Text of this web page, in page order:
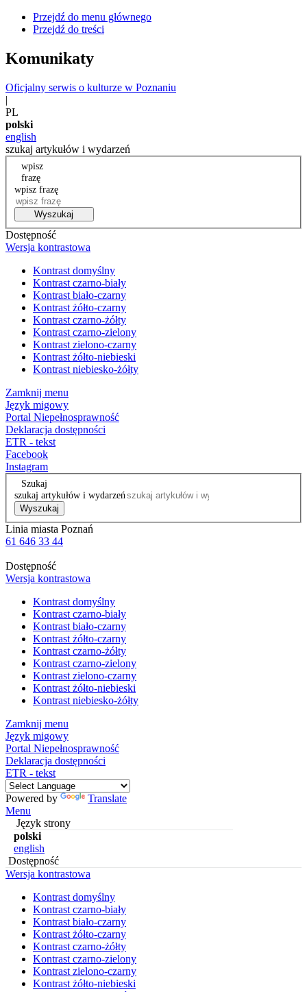
Przejdź do menu głównego
Przejdź do treści
Komunikaty
Oficjalny serwis o kulturze w Poznaniu
|
PL
polski
english
szukaj artykułów i wydarzeń
wpisz
frazę
wpisz frazę
Wyszukaj
Dostępność
Wersja kontrastowa
Kontrast domyślny
Kontrast czarno-biały
Kontrast biało-czarny
Kontrast żółto-czarny
Kontrast czarno-żółty
Kontrast czarno-zielony
Kontrast zielono-czarny
Kontrast żółto-niebieski
Kontrast niebiesko-żółty
Zamknij menu
Język migowy
Portal Niepełnosprawność
Deklaracja dostępności
ETR - tekst
Facebook
Instagram
Szukaj
szukaj artykułów i wydarzeń
Wyszukaj
Linia miasta Poznań
61 646 33 44
Dostępność
Wersja kontrastowa
Kontrast domyślny
Kontrast czarno-biały
Kontrast biało-czarny
Kontrast żółto-czarny
Kontrast czarno-żółty
Kontrast czarno-zielony
Kontrast zielono-czarny
Kontrast żółto-niebieski
Kontrast niebiesko-żółty
Zamknij menu
Język migowy
Portal Niepełnosprawność
Deklaracja dostępności
ETR - tekst
Powered by
Translate
Menu
Język strony
polski
english
Dostępność
Wersja kontrastowa
Kontrast domyślny
Kontrast czarno-biały
Kontrast biało-czarny
Kontrast żółto-czarny
Kontrast czarno-żółty
Kontrast czarno-zielony
Kontrast zielono-czarny
Kontrast żółto-niebieski